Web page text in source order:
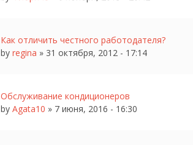
Как отличить честного работодателя?
by regina » 31 октября, 2012 - 17:14
Обслуживание кондиционеров
by Agata10 » 7 июня, 2016 - 16:30